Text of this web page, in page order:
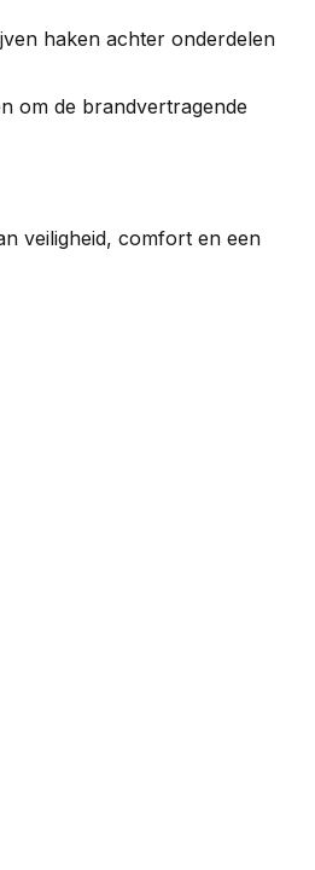
haken achter onderdelen
om de brandvertragende
veiligheid, comfort en een